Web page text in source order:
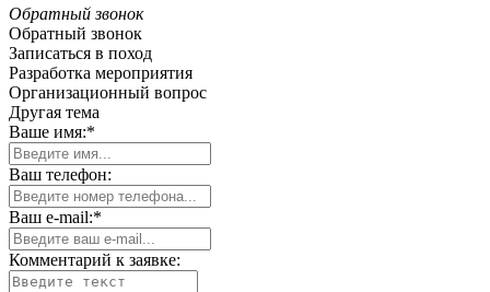
Обратный звонок
Обратный звонок
Записаться в поход
Разработка мероприятия
Организационный вопрос
Другая тема
Ваше имя:*
Ваш телефон:
Ваш e-mail:*
Комментарий к заявке: